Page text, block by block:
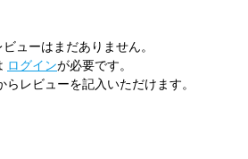
ューはまだありません。
ログインが必要です。
らレビューを記入いただけます。